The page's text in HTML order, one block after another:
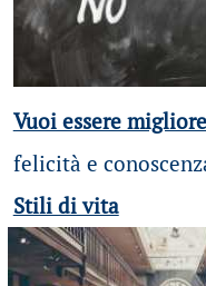
Vuoi essere
felicità e
Stili di vita